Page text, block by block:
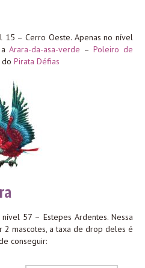
15 – Cerro Oeste. Apenas no nível
aArara-da-asa-verde –Poleiro de
do Pirata Défias
57 – Estepes Ardentes. Nessa
2 mascotes, a taxa de drop deles é
conseguir: